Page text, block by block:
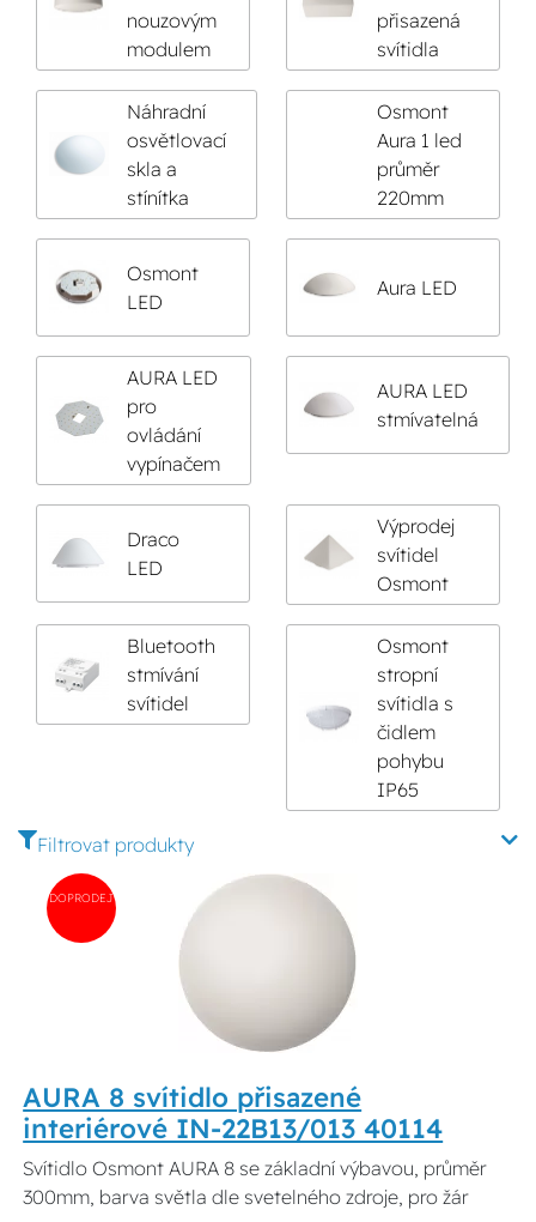
nouzovým
modulem
přisazená
svítidla
Náhradní
osvětlovací
skla a
stínítka
Osmont
Aura 1 led
průměr
220mm
Osmont
LED
Aura LED
AURA LED
pro
ovládání
vypínačem
AURA LED
stmívatelná
Draco
LED
Výprodej
svítidel
Osmont
Bluetooth
stmívání
svítidel
Osmont
stropní
svítidla s
čidlem
pohybu
IP65
Filtrovat produkty
DOPRODEJ
AURA 8 svítidlo přisazené
interiérové IN-22B13/013 40114
Svítidlo Osmont AURA 8 se základní výbavou, průměr
300mm, barva světla dle svetelného zdroje, pro žár